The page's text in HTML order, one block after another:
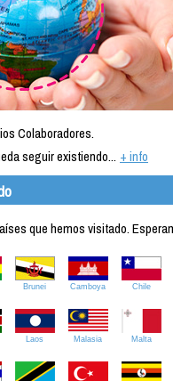
Colaboradores.
seguir existiendo... + info
que hemos visitado.
Brunei Camboya Chile
Laos Malasia Malta